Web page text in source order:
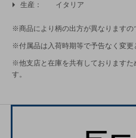
生産
イタリア
※商品により柄の出方が異なりますの
※付属品は入荷時期等で予告なく変更
※他支店と在庫を共有しておりますた
す。